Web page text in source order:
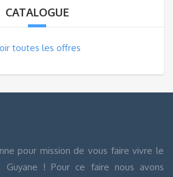
CATALOGUE
toutes les offres
pour mission de vous faire vivre le
Guyane ! Pour ce faire nous avons